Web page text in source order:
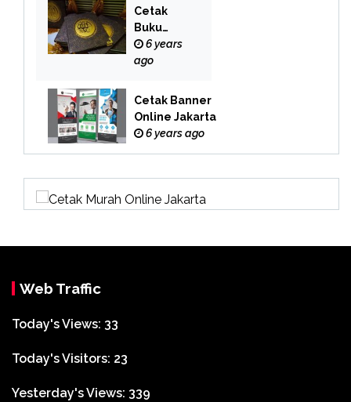
Cetak
Buku
Yasin
Online
6 years
ago
Cetak Banner
Online Jakarta
6 years ago
Web Traffic
Today's Views: 33
Today's Visitors: 23
Yesterday's Views: 339